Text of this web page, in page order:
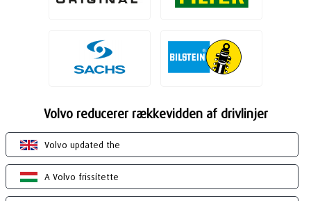
Volvo reducerer rækkevidden af drivlinjer
Volvo updated the
A Volvo frissítette